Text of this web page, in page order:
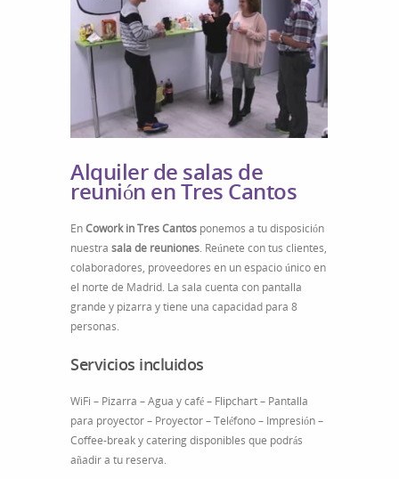
Alquiler de salas de
reunión en Tres Cantos
EnCowork in Tres Cantos ponemos a tu disposición
nuestra sala de reuniones. Reúnete con tus clientes,
colaboradores, proveedores en un espacio único en
el norte de Madrid. La sala cuenta con pantalla
grande y pizarra y tiene una capacidad para 8
personas.
Servicios incluidos
WiFi – Pizarra – Agua y café – Flipchart – Pantalla
para proyector – Proyector – Teléfono – Impresión –
Coffee-break y catering disponibles que podrás
añadir a tu reserva.